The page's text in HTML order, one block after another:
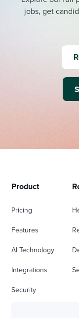
jobs, get
Product
Pricing
Features
AI Technology
Integrations
Security